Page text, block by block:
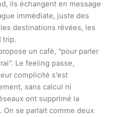
ils échangent en message
immédiate, juste des
destinations rêvées, les
trip.
un café, “pour parler
Le feeling passe,
complicité s’est
sans calcul ni
ont supprimé la
On se parlait comme deux